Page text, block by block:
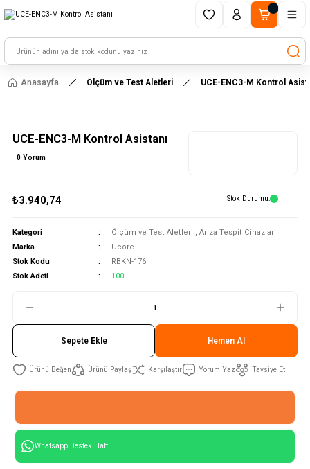
HAYAL ET - TASARLA - ÇALIŞTIR
Anasayfa Ölçüm ve Test Aletleri UCE-ENC3-M Kontrol
UCE-ENC3-M Kontrol Asistanı
0 Yorum
₺3.940,74 Stok Durumu
Kategori Ölçüm ve Test Aletleri , Arıza Tespit Cihazları
Marka
Ucore
Stok Kodu
RBKN-176
Stok Adeti
100
Sepete Ekle Hemen Al
Ürünü Paylaş Karşılaştır Yorum Yaz Tavsiye Et
Whatsapp Destek Hattı